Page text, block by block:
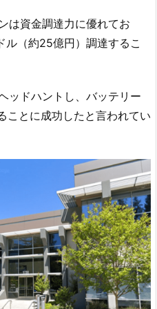
は資金調達力に優れてお
（約25億円）調達するこ
ッドハントし、バッテリー
ことに成功したと言われてい